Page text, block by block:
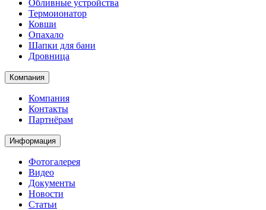
Обливные устройства
Термоионатор
Ковши
Опахало
Шапки для бани
Дровница
Компания
Компания
Контакты
Партнёрам
Информация
Фотогалерея
Видео
Документы
Новости
Статьи